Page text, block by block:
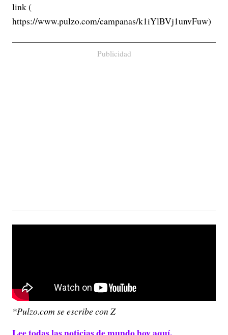
link (
https://www.pulzo.com/campanas/k1iYlBVj1unvFuw)
Publicidad
*Pulzo.com se escribe con Z